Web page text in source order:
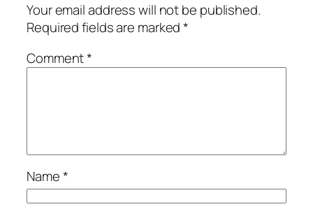
Your email address will not be published.
Required fields are marked*
Comment*
Name*